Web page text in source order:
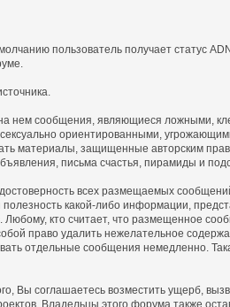
пользователь получает статус
нем сообщения, являющиеся ложными,
ориентированными,
материалы, защищенные авторским
письма счастья, пирамиды и
всех размещаемых
какой-либо информации,
кто считает, что размещенное
право удалить нежелательное
отдельные сообщения немедленно.
соглашаетесь возместить ущерб,
Владельцы этого форума также